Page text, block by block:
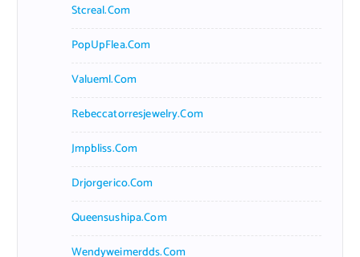
Stcreal.com
PopUpFlea.com
Valueml.com
Rebeccatorresjewelry.com
Jmpbliss.com
Drjorgerico.com
Queensushipa.com
Wendyweimerdds.com